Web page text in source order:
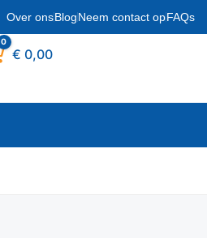
Over onsBlogNeem contact opFAQs
Winkelwagen
0
€ 0,00